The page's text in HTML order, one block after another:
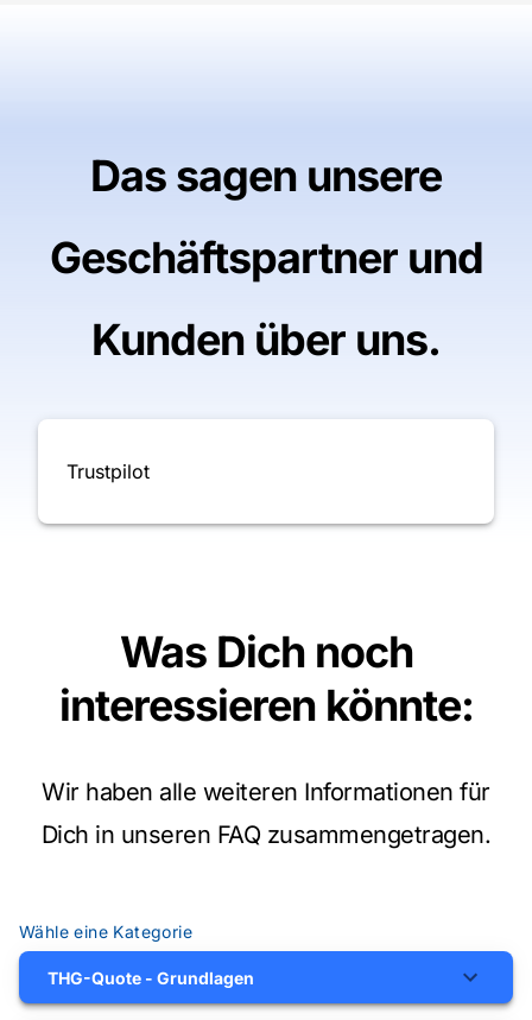
Das sagen unsere
Geschäftspartner und
Kunden über uns.
Trustpilot
Was Dich noch
interessieren könnte:
Wir haben alle weiteren Informationen für
Dich in unseren FAQ zusammengetragen.
Wähle eine Kategorie
THG-Quote - Grundlagen